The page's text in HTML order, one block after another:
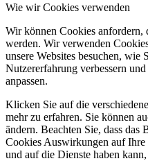
Wie wir Cookies verwenden
Wir können Cookies anfordern,
werden. Wir verwenden
unsere Websites besuchen, wie
Nutzererfahrung verbessern
anpassen.
Klicken Sie auf die
mehr zu erfahren. Sie können
ändern. Beachten Sie, dass
Cookies Auswirkungen auf Ihre
und auf die Dienste haben